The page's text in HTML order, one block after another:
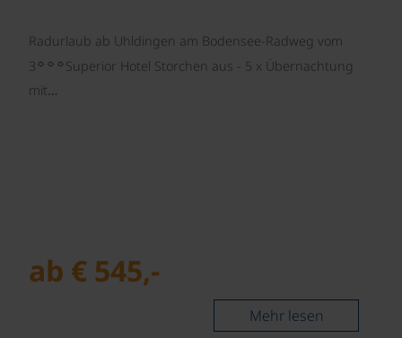
Radurlaub ab Uhldingen am Bodensee-Radweg vom
3☼☼☼Superior Hotel Storchen aus - 5 x Übernachtung
mit…
ab € 545,-
Mehr lesen